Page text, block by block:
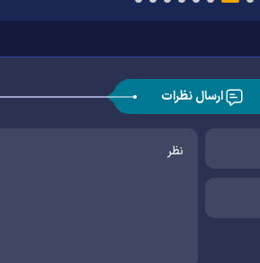
ارسال نظرات